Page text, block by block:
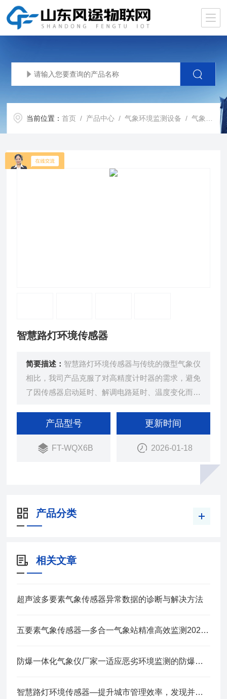
当前位置：首页 / 产品中心 /气象环境监测设备 /气象传感器
智慧路灯环境传感器
简要描述： 智慧路灯环境传感器与传统的微型气象仪
相比，我司产品克服了对高精度计时器的需求，避免
了因传感器启动延时、解调电路延时、温度变化而造
产品型号
FT-WQX6B
更新时间
2026-01-18
产品分类
相关文章
超声波多要素气象传感器异常数据的诊断与解决方法
五要素气象传感器—多合一气象站精准高效监测2025全+境+派+送
防爆一体化气象仪厂家一适应恶劣环境监测的防爆气象站
智慧路灯环境传感器—提升城市管理效率，发现并预警恶劣天气